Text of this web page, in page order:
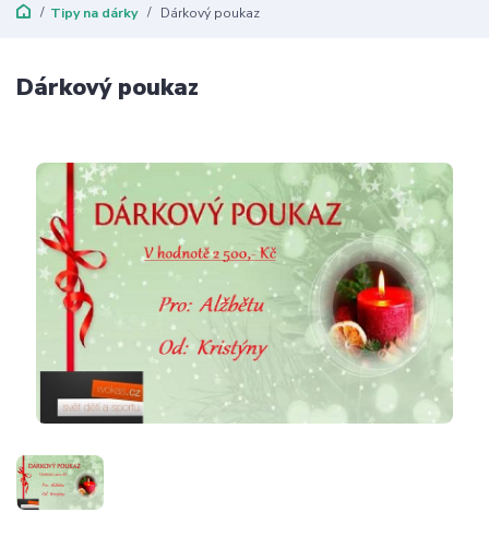
Tipy na dárky Dárkový poukaz
Dárkový poukaz